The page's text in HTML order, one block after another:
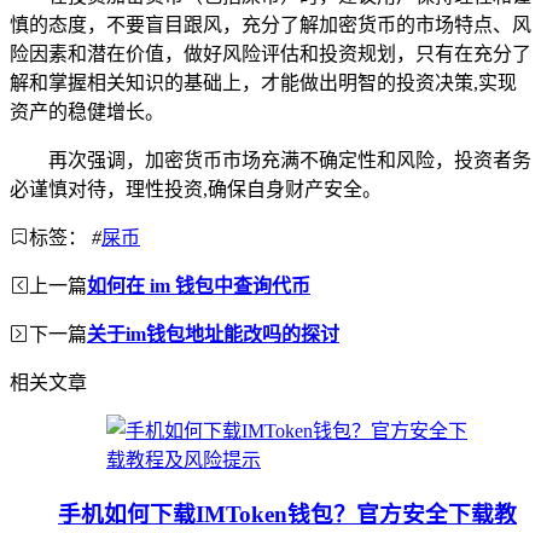
慎的态度，不要盲目跟风，充分了解加密货币的市场特点、风
险因素和潜在价值，做好风险评估和投资规划，只有在充分了
解和掌握相关知识的基础上，才能做出明智的投资决策,实现
资产的稳健增长。
再次强调，加密货币市场充满不确定性和风险，投资者务
必谨慎对待，理性投资,确保自身财产安全。
标签： #屎币
上一篇如何在 im 钱包中查询代币
下一篇关于im钱包地址能改吗的探讨
相关文章
手机如何下载IMToken钱包？官方安全下载教